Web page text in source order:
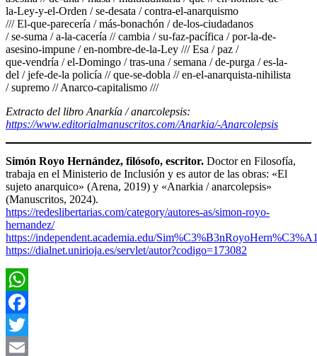
la-Ley-y-el-Orden / se-desata / contra-el-anarquismo
/// El-que-parecería / más-bonachón / de-los-ciudadanos
/ se-suma / a-la-cacería // cambia / su-faz-pacífica / por-la-de-
asesino-impune / en-nombre-de-la-Ley /// Esa / paz /
que-vendría / el-Domingo / tras-una / semana / de-purga / es-la-
del / jefe-de-la policía // que-se-dobla // en-el-anarquista-nihilista
/ supremo // Anarco-capitalismo ///
Extracto del libro Anarkía / anarcolepsis:
https://www.editorialmanuscritos.com/Anarkia/-Anarcolepsis
Simón Royo Hernández, filósofo, escritor. Doctor en Filosofía,
trabaja en el Ministerio de Inclusión y es autor de las obras: «El
sujeto anarquico» (Arena, 2019) y «Anarkia / anarcolepsis»
(Manuscritos, 2024).
https://redeslibertarias.com/category/autores-as/simon-royo-
hernandez/
https://independent.academia.edu/
https://dialnet.unirioja.es/servlet/autor?codigo=173082
WhatsApp
Facebook
Twitter